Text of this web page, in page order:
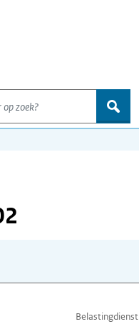
op zoek?
zoek
Belastingdienst